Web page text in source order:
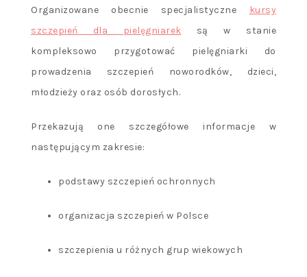
Organizowane obecnie specjalistyczne
kursy
szczepień dla pielęgniarek są w stanie
kompleksowo przygotować pielęgniarki do
prowadzenia szczepień noworodków, dzieci,
młodzieży oraz osób dorosłych.
Przekazują one szczegółowe informacje w
następującym zakresie:
podstawy szczepień ochronnych
organizacja szczepień w Polsce
szczepienia u różnych grup wiekowych